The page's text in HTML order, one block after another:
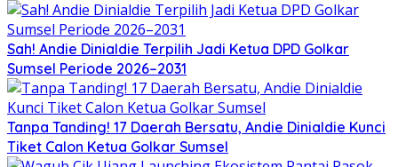
Sah! Andie Dinialdie Terpilih Jadi Ketua DPD Golkar
Sumsel Periode 2026–2031
Tanpa Tanding! 17 Daerah Bersatu, Andie Dinialdie Kunci
Tiket Calon Ketua Golkar Sumsel